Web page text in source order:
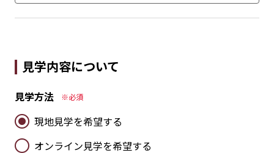
見学内容について
見学方法 ※必須
現地見学を希望する
オンライン見学を希望する